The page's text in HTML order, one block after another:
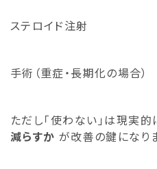
ステロイド注射
手術（重症・長期化の場合）
ただし「使わない」は現実的
減らすか が改善の鍵になり